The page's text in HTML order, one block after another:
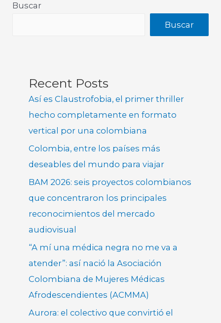
Buscar
Buscar
Recent Posts
Así es Claustrofobia, el primer thriller
hecho completamente en formato
vertical por una colombiana
Colombia, entre los países más
deseables del mundo para viajar
BAM 2026: seis proyectos colombianos
que concentraron los principales
reconocimientos del mercado
audiovisual
“A mí una médica negra no me va a
atender”: así nació la Asociación
Colombiana de Mujeres Médicas
Afrodescendientes (ACMMA)
Aurora: el colectivo que convirtió el